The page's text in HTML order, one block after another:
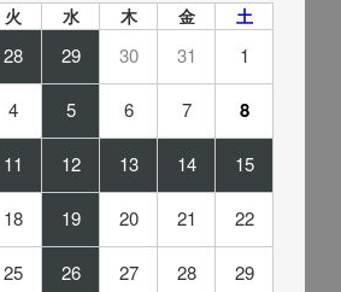
火 水 木 金 土
28 29 30 31 1
4 5 6 7 8
11 12 13 14 15
18 19 20 21 22
25 26 27 28 29